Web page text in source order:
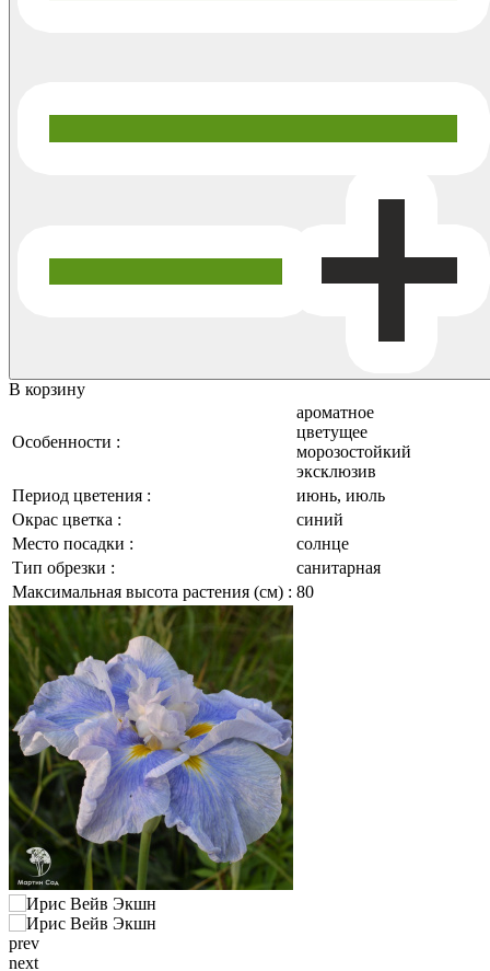
В корзину
Особенности :
ароматное
цветущее
морозостойкий
эксклюзив
Период цветения :
июнь, июль
Окрас цветка :
синий
Место посадки :
солнце
Тип обрезки :
санитарная
Максимальная высота растения (см) : 80
prev
next